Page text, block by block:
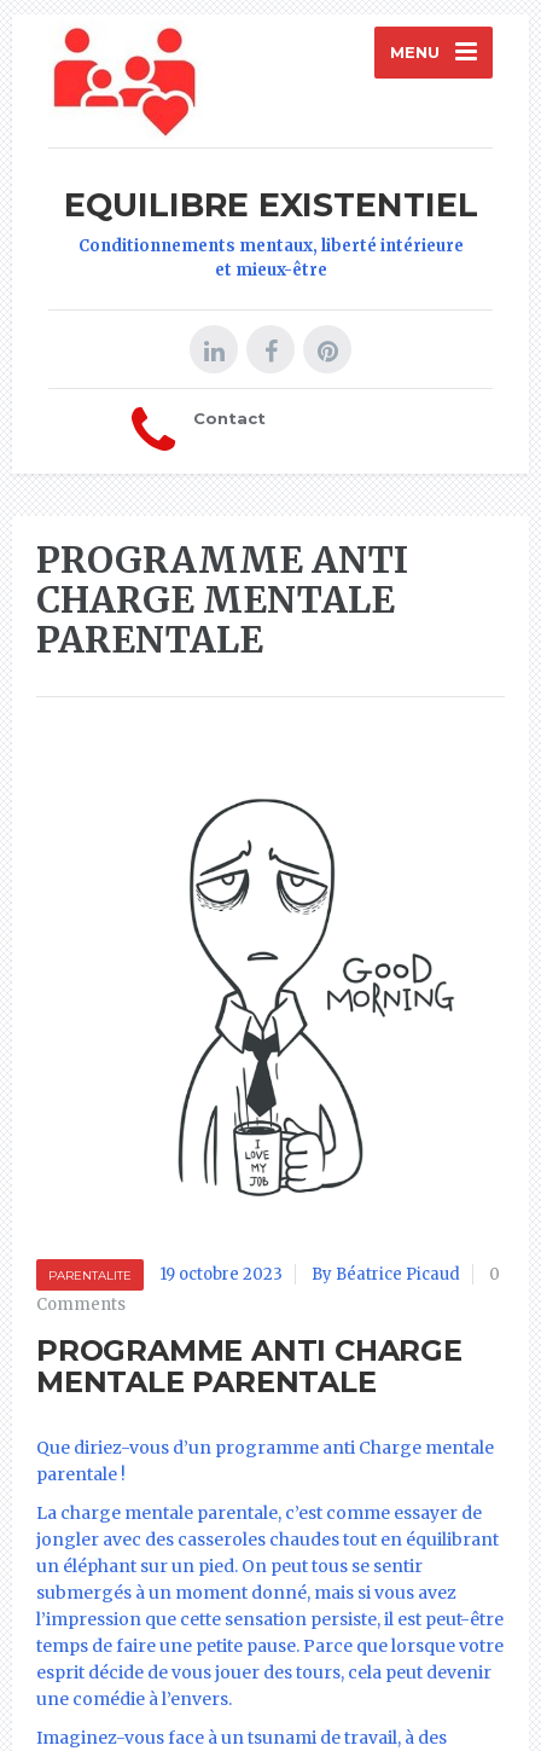
MENU
EQUILIBRE EXISTENTIEL
Conditionnements mentaux, liberté intérieure
et mieux-être
Contact
PROGRAMME ANTI
CHARGE MENTALE
PARENTALE
PARENTALITE 19 octobre 2023 By Béatrice Picaud
0
Comments
PROGRAMME ANTI CHARGE
MENTALE PARENTALE
Que diriez-vous d’un programme anti Charge mentale
parentale !
La charge mentale parentale, c’est comme essayer de
jongler avec des casseroles chaudes tout en équilibrant
un éléphant sur un pied. On peut tous se sentir
submergés à un moment donné, mais si vous avez
l’impression que cette sensation persiste, il est peut-être
temps de faire une petite pause. Parce que lorsque votre
esprit décide de vous jouer des tours, cela peut devenir
une comédie à l’envers.
Imaginez-vous face à un tsunami de travail, à des